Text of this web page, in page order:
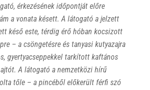
érkezésének időpontját előre
a vonata késett. A látogató a jelzett
késő este, térdig érő hóban kocsizott
– a csöngetésre és tanyasi kutyazajra
gyertyacseppekkel tarkított kaftános
A látogató a nemzetközi hírű
tőle – a pincéből előkerült férfi szó